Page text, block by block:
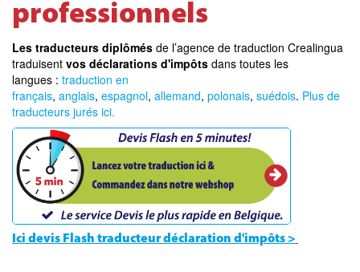
professionnels
Les traducteurs diplômés de l’agence de traduction Crealingua
traduisent vos déclarations d'impôts dans toutes les
langues : traduction en
français, anglais, espagnol, allemand, polonais, suédois. Plus de
traducteurs jurés ici.
Ici devis Flash traducteur déclaration d'impôts >